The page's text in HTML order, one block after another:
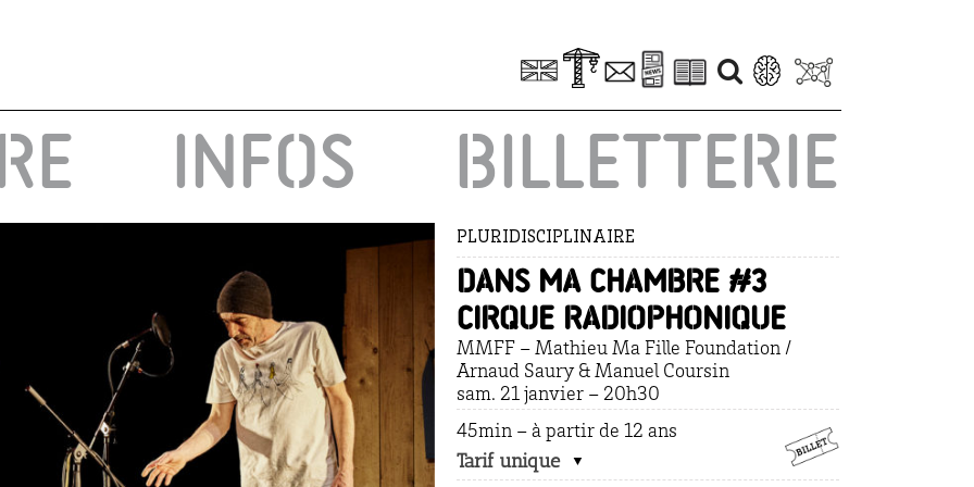
INFOS BILLETTERIE
PLURIDISCIPLINAIRE
Dans ma chambre #3
Cirque radiophonique
MMFF – Mathieu Ma Fille Foundation /
Arnaud Saury & Manuel Coursin
sam. 21 janvier – 20h30
45min – à partir de 12 ans
Tarif unique